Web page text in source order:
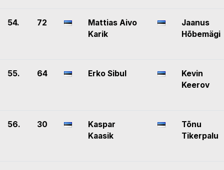
54. 72
Mattias Aivo
Karik
Jaanus
Hõbemägi
55. 64 Erko Sibul
Kevin
Keerov
56. 30
Kaspar
Kaasik
Tõnu
Tikerpalu